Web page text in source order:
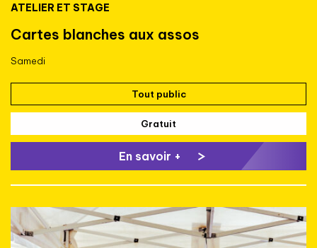
ATELIER ET STAGE
Cartes blanches aux assos
Samedi
Tout public
Gratuit
En savoir +